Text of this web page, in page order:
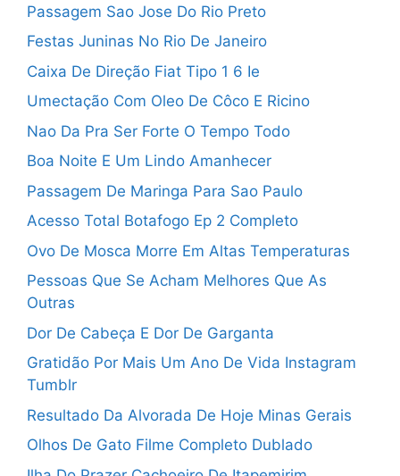
Passagem Sao Jose Do Rio Preto
Festas Juninas No Rio De Janeiro
Caixa De Direção Fiat Tipo 1 6 Ie
Umectação Com Oleo De Côco E Ricino
Nao Da Pra Ser Forte O Tempo Todo
Boa Noite E Um Lindo Amanhecer
Passagem De Maringa Para Sao Paulo
Acesso Total Botafogo Ep 2 Completo
Ovo De Mosca Morre Em Altas Temperaturas
Pessoas Que Se Acham Melhores Que As
Outras
Dor De Cabeça E Dor De Garganta
Gratidão Por Mais Um Ano De Vida Instagram
Tumblr
Resultado Da Alvorada De Hoje Minas Gerais
Olhos De Gato Filme Completo Dublado